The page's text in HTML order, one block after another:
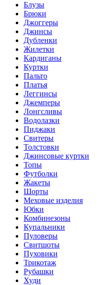
Блузы
Брюки
Джоггеры
Джинсы
Дубленки
Жилетки
Кардиганы
Куртки
Пальто
Платья
Леггинсы
Джемперы
Лонгсливы
Водолазки
Пиджаки
Свитеры
Толстовки
Джинсовые куртки
Топы
Футболки
Жакеты
Шорты
Меховые изделия
Юбки
Комбинезоны
Купальники
Пуловеры
Свитшоты
Пуховики
Трикотаж
Рубашки
Худи